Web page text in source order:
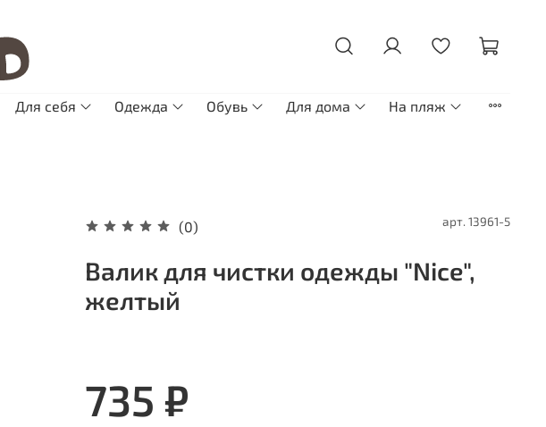
Для себя Одежда Обувь Для дома На пляж
(0) арт. 13961-5
Валик для чистки одежды "Nice",
желтый
735 ₽